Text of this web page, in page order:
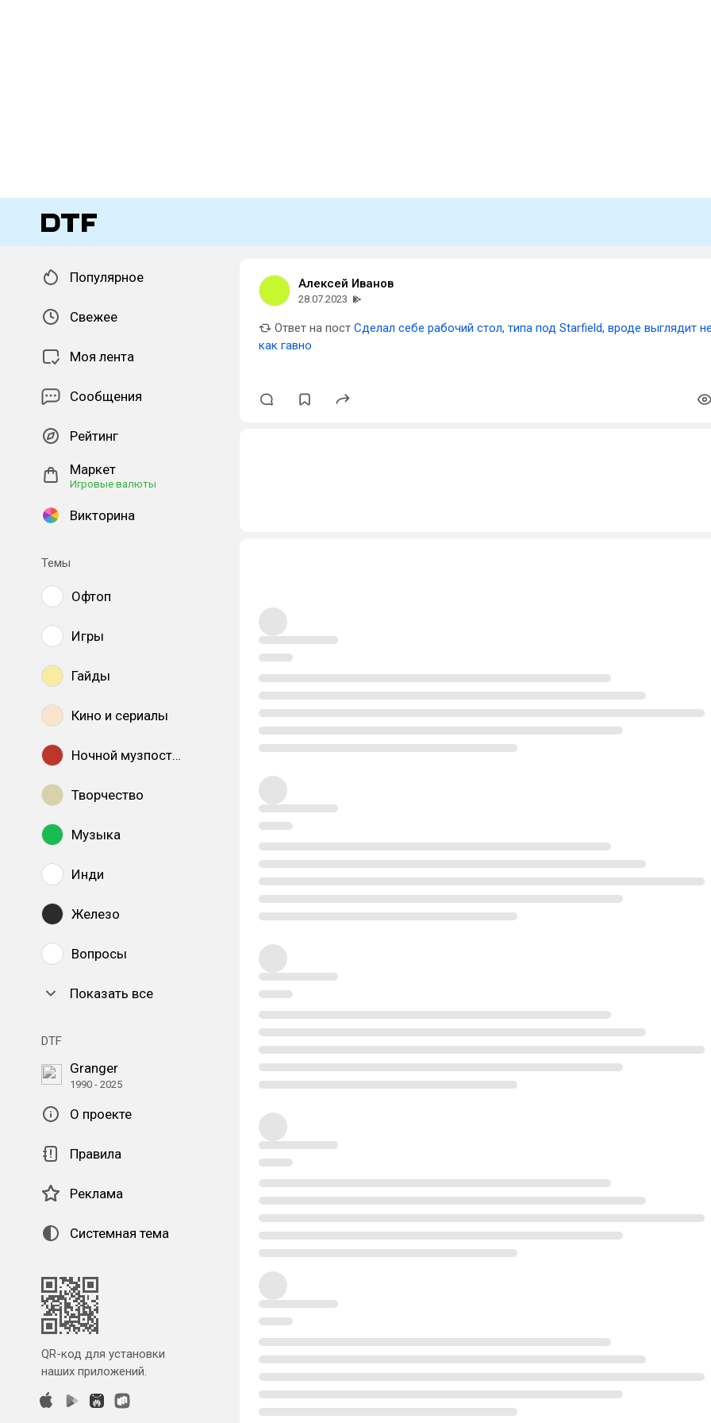
Популярное
Свежее
Моя лента
Сообщения
Рейтинг
Маркет
Игровые валюты
Викторина
Темы
Офтоп
Игры
Гайды
Кино и сериалы
Ночной музпостинг
Творчество
Музыка
Инди
Железо
Вопросы
Показать все
DTF
Granger
1990 - 2025
О проекте
Правила
Реклама
Системная тема
QR-код для установки
наших приложений.
Алексей Иванов
28.07.2023
Ответ на пост Сделал себе рабочий стол, типа под Starfield, вроде выглядит
как гавно